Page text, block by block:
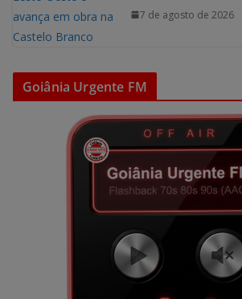
7 de agosto de 2026
Goiânia Urgente FM